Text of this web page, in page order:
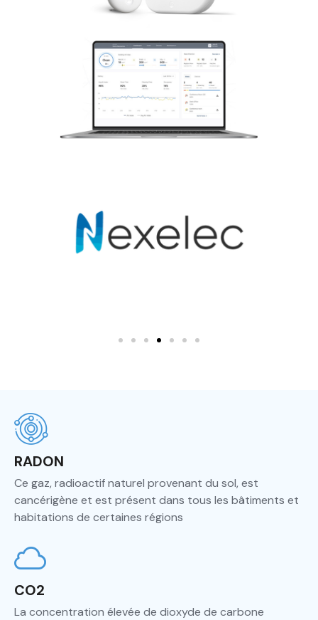
RADON
Ce gaz, radioactif naturel provenant du sol, est
cancérigène et est présent dans tous les bâtiments et
habitations de certaines régions
CO2
La concentration élevée de dioxyde de carbone